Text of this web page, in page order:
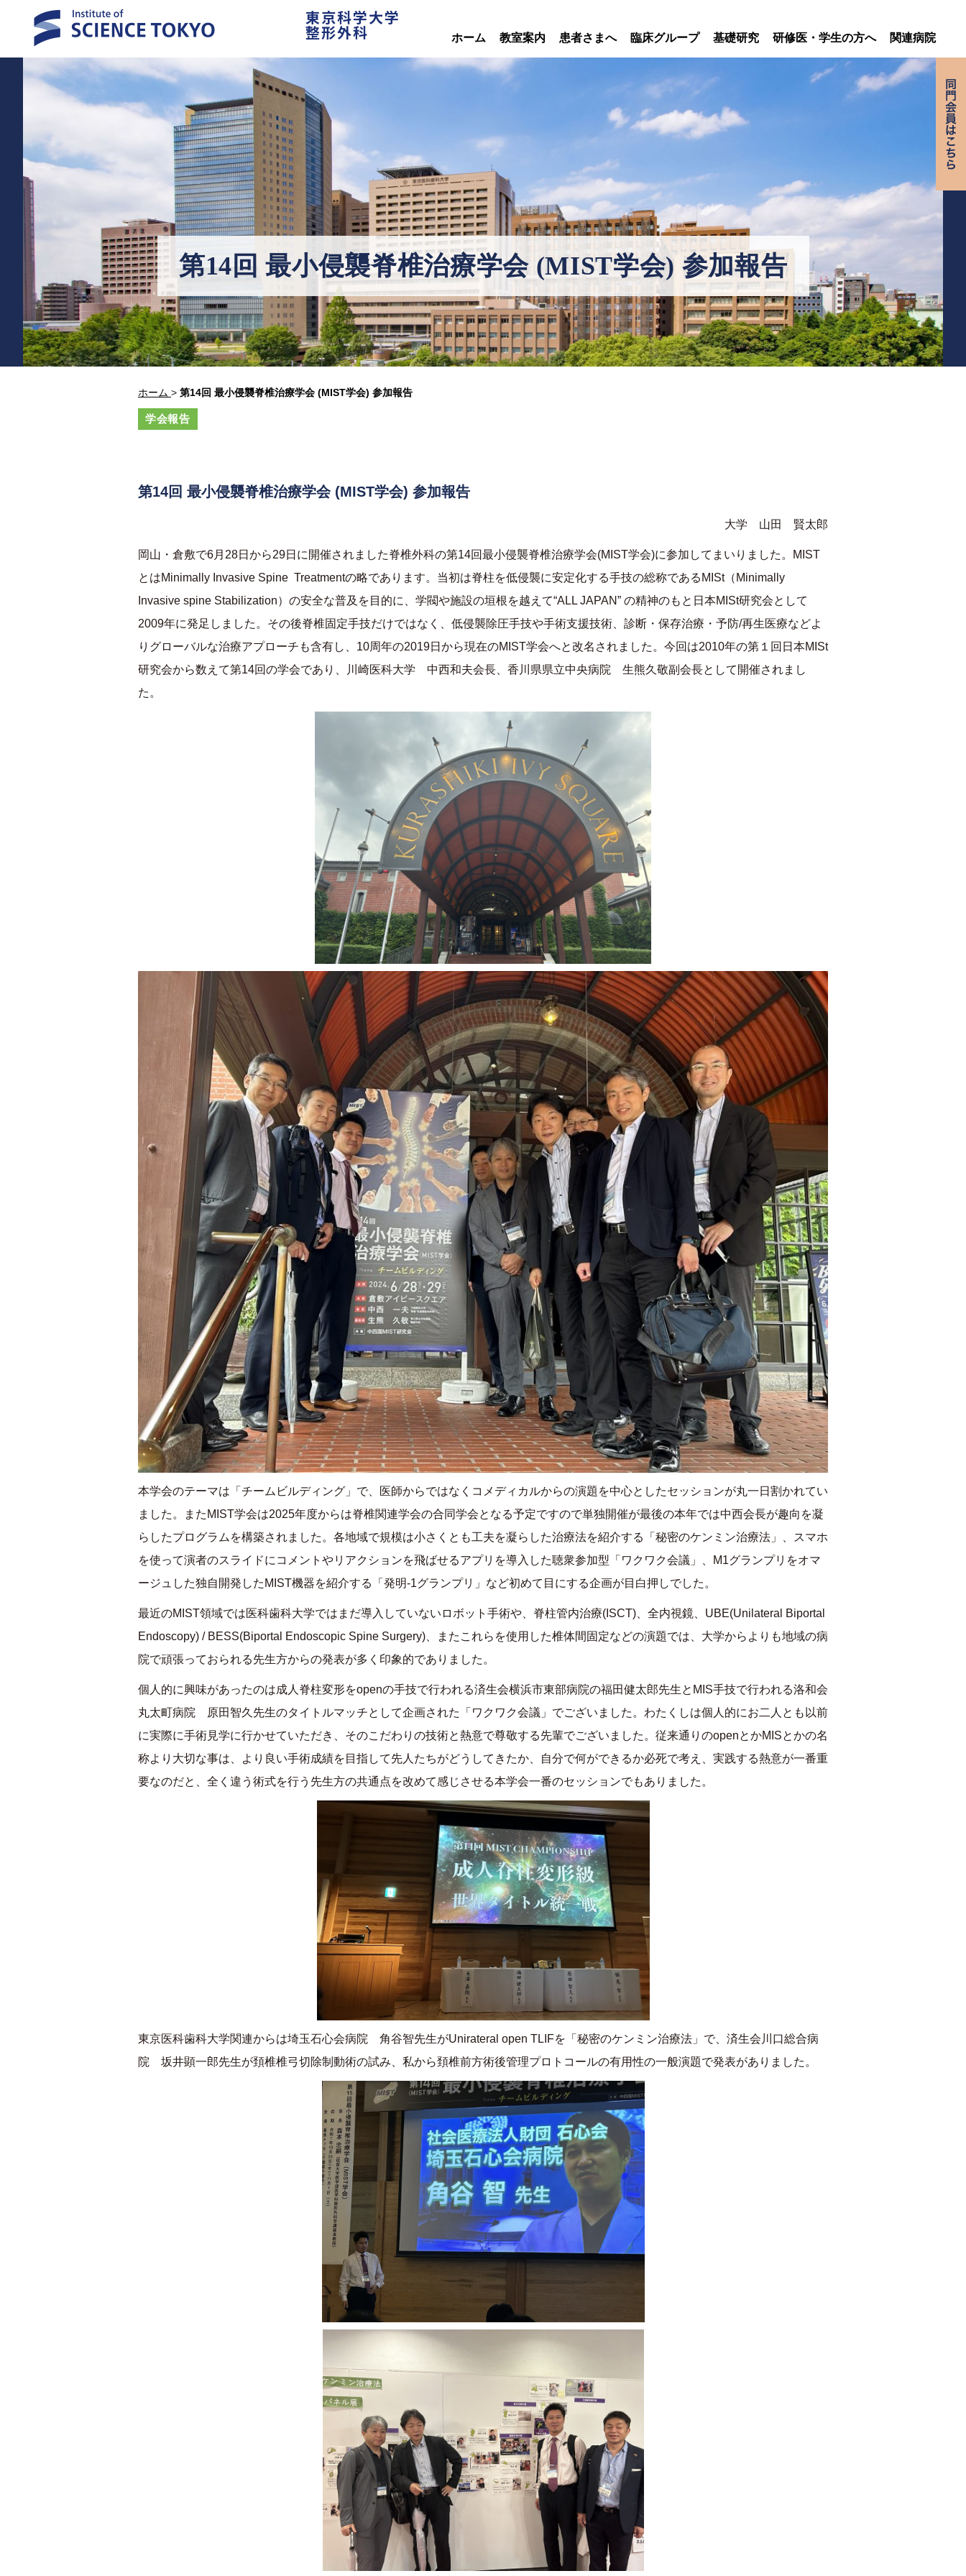
東京科学大学
整形外科 ホーム 教室案内 患者さまへ 臨床グループ 基礎研究 研修医・学生の方へ 関連病院
第14回 最小侵襲脊椎治療学会 (MIST学会) 参加報告
ホーム > 第14回 最小侵襲脊椎治療学会 (MIST学会) 参加報告
学会報告
第14回 最小侵襲脊椎治療学会 (MIST学会) 参加報告
大学 山田 賢太郎
岡山・倉敷で6月 28日から29日に開催されました脊椎外科の第14回最小侵襲脊椎治療学会(MIST学会)に参加してまいりました。
MIST
とはMinimally Invasive Spine Treatmentの略であります。当初は脊柱を低侵襲に安定化する手技の総称である MISt（ Minimally
Invasive spine Stabilization）の安全な普及を目的に、学閥や施設の垣根を越えて“ALL JAPAN” の精神のもと日本MISt研究会として
2009年に発足しました。その後脊椎固定手技だけではなく、低侵襲除圧手技や手術支援技術、診断・保存治療・予防/再生医療などよ
りグローバルな治療アプローチも含有し、 10周年の2019日から現在のMIST学会へと改名されました。今回は2010年の第１回日本MISt
研究会から数えて第14回の学会であり、川崎医科大学 中西和夫会長、香川県県立中央病院 生熊久敬副会長として開催されまし
た。
本学会のテーマは「チームビルディング」で、医師からではなくコメディカルからの演題を中心としたセッションが丸一日割かれてい
ました。また MIST学会は2025年度からは脊椎関連学会の合同学会となる予定ですので単独開催が最後の本年では中西会長が趣向を凝
らしたプログラムを構築されました。各地域で規模は小さくとも工夫を凝らした治療法を紹介する「秘密のケンミン治療法」、スマホ
を使って演者のスライドにコメントやリアクションを飛ばせるアプリを導入した聴衆参加型「ワクワク会議」、
M1グランプリをオマ
ージュした独自開発した MIST機器を紹介する「発明-1グランプリ」など初めて目にする企画が目白押しでした。
最近のMIST領域では医科歯科大学ではまだ導入していないロボット手術や、脊柱管内治療(ISCT)、全内視鏡、 UBE(Unilateral Biportal
Endoscopy) / BESS(Biportal Endoscopic Spine Surgery)、またこれらを使用した椎体間固定などの演題では、大学からよりも地域の病
院で頑張っておられる先生方からの発表が多く印象的でありました。
個人的に興味があったのは成人脊柱変形をopenの手技で行われる済生会横浜市東部病院の福田健太郎先生と MIS手技で行われる洛和会
丸太町病院 原田智久先生のタイトルマッチとして企画された「ワクワク会議」でございました。わたくしは個人的にお二人とも以前
に実際に手術見学に行かせていただき、そのこだわりの技術と熱意で尊敬する先輩でございました。従来通りのopenとかMISとかの名
称より大切な事は、より良い手術成績を目指して先人たちがどうしてきたか、自分で何ができるか必死で考え、実践する熱意が一番重
要なのだと、全く違う術式を行う先生方の共通点を改めて感じさせる本学会一番のセッションでもありました。
東京医科歯科大学関連からは埼玉石心会病院 角谷智先生がUnirateral open TLIFを「秘密のケンミン治療法」で、済生会川口総合病
院 坂井顕一郎先生が頚椎椎弓切除制動術の試み、私から頚椎前方術後管理プロトコールの有用性の一般演題で発表がありました。